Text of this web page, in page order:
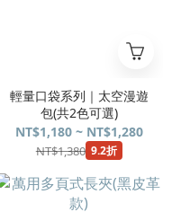
輕量口袋系列｜太空漫遊
包(共2色可選)
NT$1,180 ~ NT$1,280
NT$1,380 9.2折